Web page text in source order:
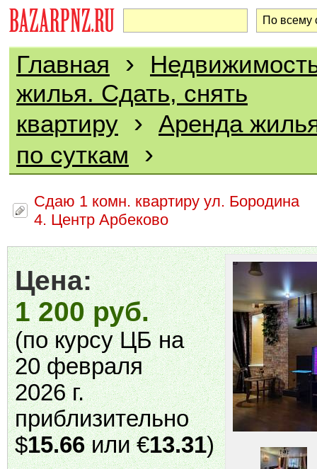
Главная ›
жилья. Сдать, снять
квартиру › Аренда
по суткам
›
Сдаю 1 комн. квартиру ул. Бородина
4. Центр Арбеково
Цена:
1 200 руб.
(по курсу ЦБ на
20 февраля
2026 г.
приблизительно
$15.66или €13.31)